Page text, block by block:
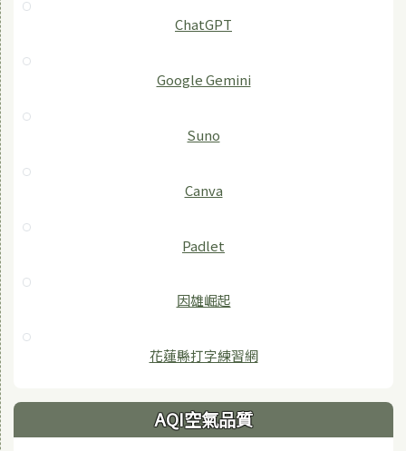
ChatGPT
‎Google Gemini
Suno
Canva
Padlet
因雄崛起
花蓮縣打字練習網
AQI空氣品質